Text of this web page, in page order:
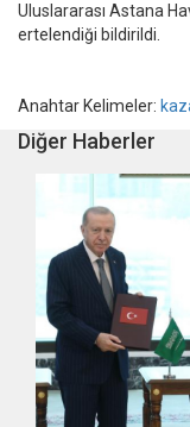
Uluslararası Astana
ertelendiği bildirildi.
Anahtar Kelimeler:
Diğer Haberler